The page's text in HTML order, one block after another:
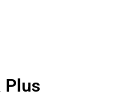
Plus